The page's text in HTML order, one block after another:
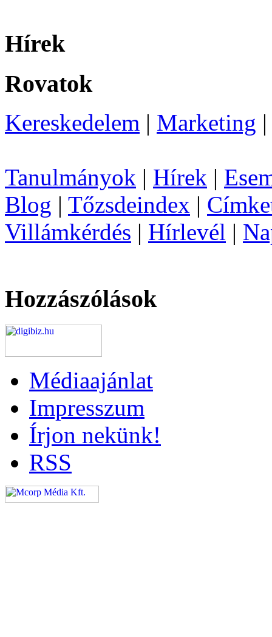
Hírek
Rovatok
Kereskedelem | Marketing
Tanulmányok | Hírek |
Blog | Tőzsdeindex |
Villámkérdés | Hírlevél |
Hozzászólások
Médiaajánlat
Impresszum
Írjon nekünk!
RSS